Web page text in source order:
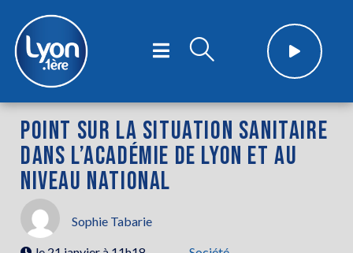
POINT SUR LA SITUATION SANITAIRE
DANS L’ACADÉMIE DE LYON ET AU
NIVEAU NATIONAL
Sophie Tabarie